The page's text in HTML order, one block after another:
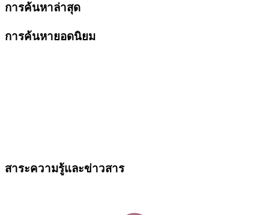
การค้นหาล่าสุด
การค้นหายอดนิยม
สาระความรู้และข่าวสาร